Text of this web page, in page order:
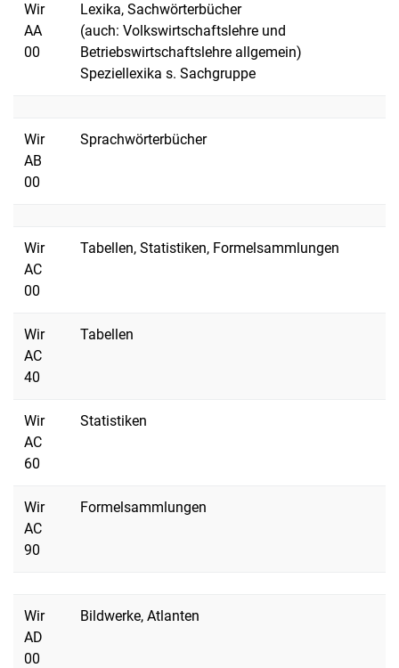
Wir
AA
00
Lexika, Sachwörterbücher
(auch: Volkswirtschaftslehre und
Betriebswirtschaftslehre allgemein)
Speziellexika s. Sachgruppe
Wir
AB
00
Sprachwörterbücher
Wir
AC
00
Tabellen, Statistiken, Formelsammlungen
Wir
AC
40
Tabellen
Wir
AC
60
Statistiken
Wir
AC
90
Formelsammlungen
Wir
AD
00
Bildwerke, Atlanten